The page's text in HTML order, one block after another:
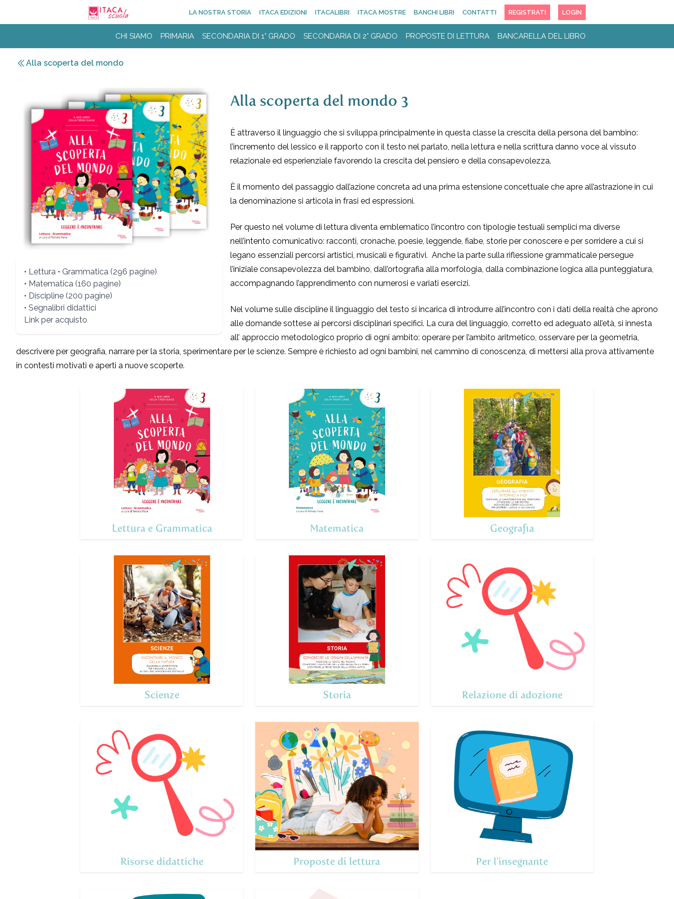
LA NOSTRA STORIA ITACA EDIZIONI ITACALIBRI ITACA MOSTRE BANCHI LIBRI CONTATTI REGISTRATI LOGIN
CHI SIAMO PRIMARIA SECONDARIA DI 1° GRADO SECONDARIA DI 2° GRADO PROPOSTE DI LETTURA BANCARELLA DEL LIBRO
Alla scoperta del mondo
• Lettura • Grammatica (296 pagine)
• Matematica (160 pagine)
• Discipline (200 pagine)
• Segnalibri didattici
Link per acquisto
Alla scoperta del mondo 3
Description
È attraverso il linguaggio che si sviluppa principalmente in questa classe la crescita della persona del bambino:
l’incremento del lessico e il rapporto con il testo nel parlato, nella lettura e nella scrittura danno voce al vissuto
relazionale ed esperienziale favorendo la crescita del pensiero e della consapevolezza.
È il momento del passaggio dall’azione concreta ad una prima estensione concettuale che apre all’astrazione in cui
la denominazione si articola in frasi ed espressioni.
Per questo nel volume di lettura diventa emblematico l’incontro con tipologie testuali semplici ma diverse
nell’intento comunicativo: racconti, cronache, poesie, leggende, fiabe, storie per conoscere e per sorridere a cui si
legano essenziali percorsi artistici, musicali e figurativi. Anche la parte sulla riflessione grammaticale persegue
l’iniziale consapevolezza del bambino, dall’ortografia alla morfologia, dalla combinazione logica alla punteggiatura,
accompagnando l’apprendimento con numerosi e variati esercizi.
Nel volume sulle discipline il linguaggio del testo si incarica di introdurre all’incontro con i dati della realtà che aprono
alle domande sottese ai percorsi disciplinari specifici. La cura del linguaggio, corretto ed adeguato all’età, si innesta
all’ approccio metodologico proprio di ogni ambito: operare per l’ambito aritmetico, osservare per la geometria,
descrivere per geografia, narrare per la storia, sperimentare per le scienze. Sempre è richiesto ad ogni bambini, nel cammino di conoscenza, di mettersi alla prova attivamente
in contesti motivati e aperti a nuove scoperte.
Lettura e Grammatica Matematica Geografia
Scienze Storia Relazione di adozione
Risorse didattiche Proposte di lettura Per l'insegnante